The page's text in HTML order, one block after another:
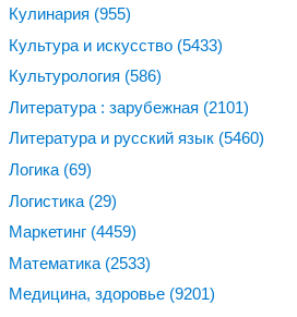
Кулинария (955)
Культура и искусство (5433)
Культурология (586)
Литература : зарубежная (2101)
Литература и русский язык (5460)
Логика (69)
Логистика (29)
Маркетинг (4459)
Математика (2533)
Медицина, здоровье (9201)